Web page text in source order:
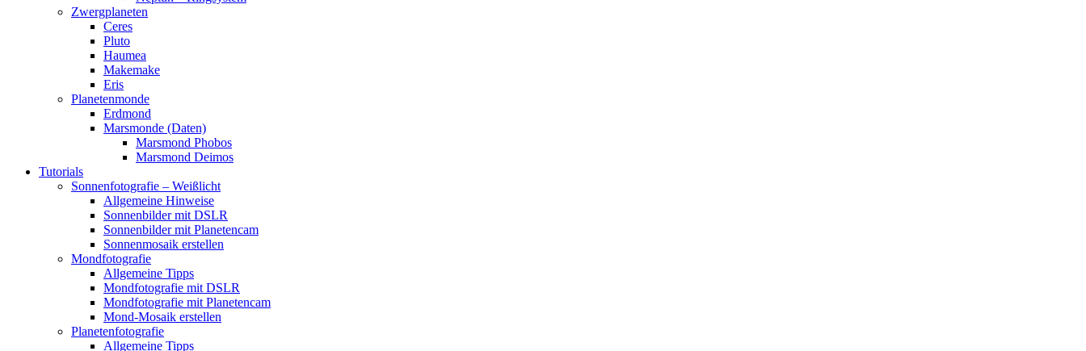
Zwergplaneten
Ceres
Pluto
Haumea
Makemake
Eris
Planetenmonde
Erdmond
Marsmonde (Daten)
Marsmond Phobos
Marsmond Deimos
Tutorials
Sonnenfotografie – Weißlicht
Allgemeine Hinweise
Sonnenbilder mit DSLR
Sonnenbilder mit Planetencam
Sonnenmosaik erstellen
Mondfotografie
Allgemeine Tipps
Mondfotografie mit DSLR
Mondfotografie mit Planetencam
Mond-Mosaik erstellen
Planetenfotografie
Allgemeine Tipps